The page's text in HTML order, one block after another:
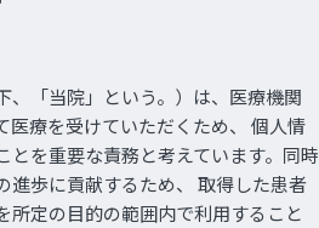
、「当院」という。）は、医療機関
医療を受けていただくため、 個人情
とを重要な責務と考えています。同時
進歩に貢献するため、 取得した患者
所定の目的の範囲内で利用すること